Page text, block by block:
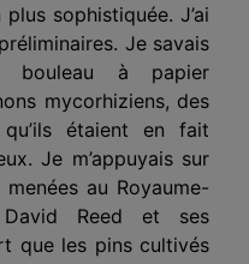
sophistiquée. J’ai
Je savais
à papier
mycorhiziens, des
étaient en fait
Je m’appuyais sur
au Royaume-
Reed et ses
que les pins cultivés